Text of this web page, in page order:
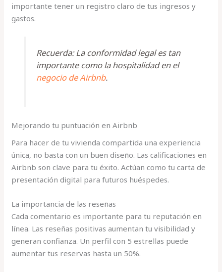
importante tener un registro claro de tus ingresos y
gastos.
Recuerda: La conformidad legal es tan
importante como la hospitalidad en el
negocio de Airbnb.
Mejorando tu puntuación en Airbnb
Para hacer de tu vivienda compartida una experiencia
única, no basta con un buen diseño. Las calificaciones en
Airbnb son clave para tu éxito. Actúan como tu carta de
presentación digital para futuros huéspedes.
La importancia de las reseñas
Cada comentario es importante para tu reputación en
línea. Las reseñas positivas aumentan tu visibilidad y
generan confianza. Un perfil con 5 estrellas puede
aumentar tus reservas hasta un 50%.